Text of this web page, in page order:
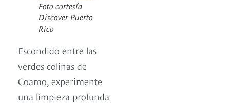
Foto cortesía
Discover Puerto
Rico
Escondido entre las
verdes colinas de
Coamo, experimente
una limpieza profunda